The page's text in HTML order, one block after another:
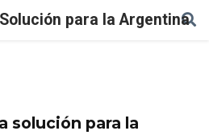
para la Argentina
solución para la